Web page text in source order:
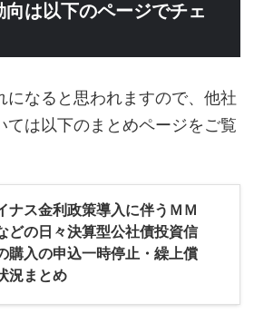
は以下のページでチェ
になると思われますので、他社
ては以下のまとめページをご覧
ナス金利政策導入に伴うＭＭ
どの日々決算型公社債投資信
購入の申込一時停止・繰上償
況まとめ